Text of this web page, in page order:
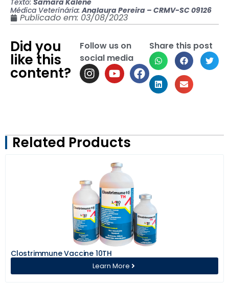
Texto: Samara Kalene
Médica Veterinária:Analaura Pereira – CRMV-SC 09126
Publicado em: 03/08/2023
Did you
like this
content?
Follow us on
social media
Share this post
Related Products
Learn More
Clostrimmune Vaccine 10TH